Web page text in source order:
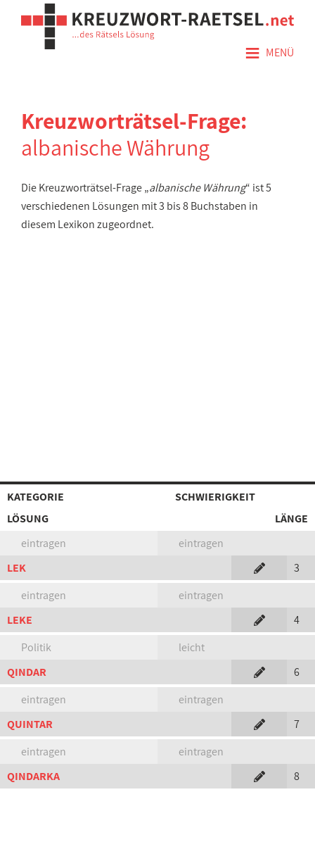
≡ MENÜ
Kreuzworträtsel-Frage:
albanische Währung
Die Kreuzworträtsel-Frage „albanische Währung“ ist 5
verschiedenen Lösungen mit 3 bis 8 Buchstaben in
diesem Lexikon zugeordnet.
KATEGORIE
SCHWIERIGKEIT
LÖSUNG
LÄNGE
eintragen
eintragen
LEK
3
eintragen
eintragen
LEKE
4
Politik
leicht
QINDAR
6
eintragen
eintragen
QUINTAR
7
eintragen
eintragen
QINDARKA
8